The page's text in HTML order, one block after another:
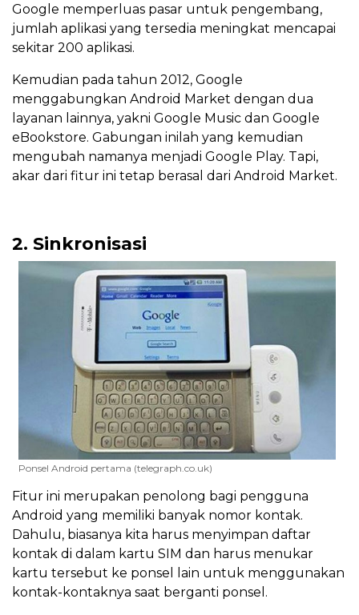
Google memperluas pasar untuk pengembang,
jumlah aplikasi yang tersedia meningkat mencapai
sekitar 200 aplikasi.
Kemudian pada tahun 2012, Google
menggabungkan Android Market dengan dua
layanan lainnya, yakni Google Music dan Google
eBookstore. Gabungan inilah yang kemudian
mengubah namanya menjadi Google Play. Tapi,
akar dari fitur ini tetap berasal dari Android Market.
2. Sinkronisasi
Ponsel Android pertama (telegraph.co.uk)
Fitur ini merupakan penolong bagi pengguna
Android yang memiliki banyak nomor kontak.
Dahulu, biasanya kita harus menyimpan daftar
kontak di dalam kartu SIM dan harus menukar
kartu tersebut ke ponsel lain untuk menggunakan
kontak-kontaknya saat berganti ponsel.